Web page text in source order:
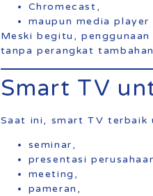
Chromecast,
maupun media player
Meski begitu,
tanpa perangkat
Smart TV
Saat ini, smart TV terbaik
seminar,
presentasi
meeting,
pameran,